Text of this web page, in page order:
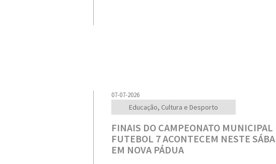
07-07-2026
Educação, Cultura e Desporto
FINAIS DO CAMPEONATO MUNICIPAL
FUTEBOL 7 ACONTECEM NESTE
EM NOVA PÁDUA